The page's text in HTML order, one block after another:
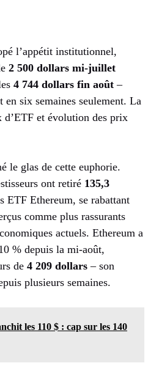
l’appétit institutionnel,
2 500 dollars mi-juillet
4 744 dollars fin août –
en six semaines seulement. La
et évolution des prix
le glas de cette euphorie.
ont retiré 135,3
ETF Ethereum, se rabattant
comme plus rassurants
actuels. Ethereum a
% depuis la mi-août,
de 4 209 dollars – son
plusieurs semaines.
les 110 $ : cap sur les 140